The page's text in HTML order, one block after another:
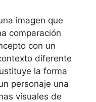
imagen que
comparación
con un
diferente
la forma
personaje una
visuales de